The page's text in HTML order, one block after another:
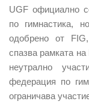
UGF официално
по гимнастика,
одобрено от
спазва рамката
неутрално
федерация по
ограничава